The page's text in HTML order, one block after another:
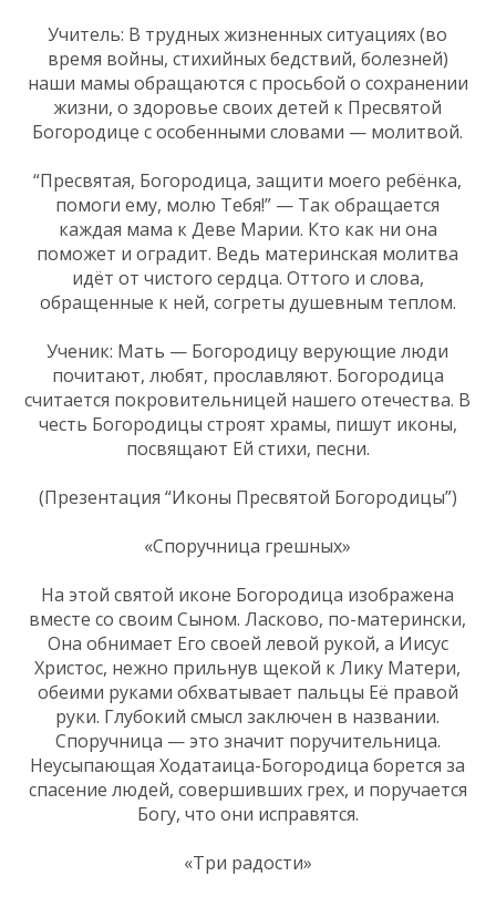
Учитель: В трудных жизненных ситуациях (во
время войны, стихийных бедствий, болезней)
наши мамы обращаются с просьбой о сохранении
жизни, о здоровье своих детей к Пресвятой
Богородице с особенными словами — молитвой.
“Пресвятая, Богородица, защити моего ребёнка,
помоги ему, молю Тебя!” — Так обращается
каждая мама к Деве Марии. Кто как ни она
поможет и оградит. Ведь материнская молитва
идёт от чистого сердца. Оттого и слова,
обращенные к ней, согреты душевным теплом.
Ученик: Мать — Богородицу верующие люди
почитают, любят, прославляют. Богородица
считается покровительницей нашего отечества. В
честь Богородицы строят храмы, пишут иконы,
посвящают Ей стихи, песни.
(Презентация “Иконы Пресвятой Богородицы”)
«Споручница грешных»
На этой святой иконе Богородица изображена
вместе со своим Сыном. Ласково, по-матерински,
Она обнимает Его своей левой рукой, а Иисус
Христос, нежно прильнув щекой к Лику Матери,
обеими руками обхватывает пальцы Её правой
руки. Глубокий смысл заключен в названии.
Споручница — это значит поручительница.
Неусыпающая Ходатаица-Богородица борется за
спасение людей, совершивших грех, и поручается
Богу, что они исправятся.
«Три радости»